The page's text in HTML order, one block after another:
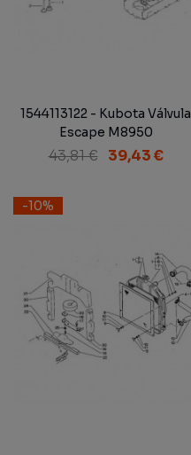
1544113122 - Kubota Válvula
Escape M8950
43,81 € 39,43 €
-10%